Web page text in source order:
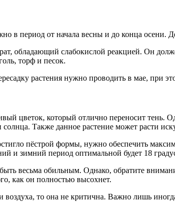
в период от начала весны и до конца осени.
обладающий слабокислой реакцией. Он
торф и песок.
растения нужно проводить в мае, при
цветок, который отлично переносит тень.
Также данное растение может расти
пёстрой формы, нужно обеспечить
и зимний период оптимальной будет 18
весьма обильным. Однако, обратите
как он полностью высохнет.
воздуха, то она не критична. Важно лишь